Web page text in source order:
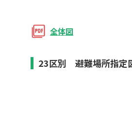
全体図
23区別 避難場所指定